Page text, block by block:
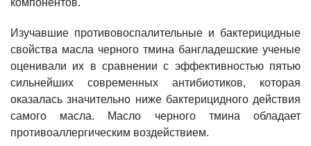
компонентов.
Изучавшие противовоспалительные и бактерицидные
свойства масла черного тмина бангладешские ученые
оценивали их в сравнении с эффективностью пятью
сильнейших современных антибиотиков, которая
оказалась значительно ниже бактерицидного действия
самого масла. Масло черного тмина обладает
противоаллергическим воздействием.